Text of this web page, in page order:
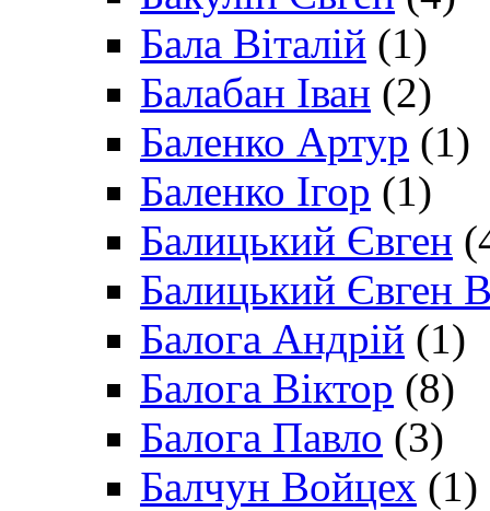
Бала Віталій (1)
Балабан Іван (2)
Баленко Артур (1)
Баленко Ігор (1)
Балицький Євген
Балицький Євген
Балога Андрій (1)
Балога Віктор (8)
Балога Павло (3)
Балчун Войцех (1)